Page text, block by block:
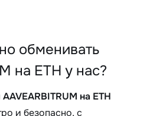
обменивать
на ETH у нас?
AAVEARBITRUM на ETH
и безопасно, с